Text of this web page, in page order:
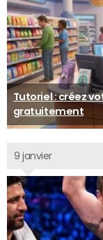
Tutoriel : créez
gratuitement
9 janvier